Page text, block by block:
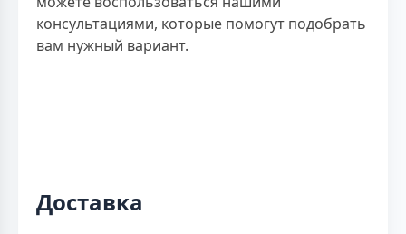
консультациями, которые помогут подобрать
вам нужный вариант.
Доставка